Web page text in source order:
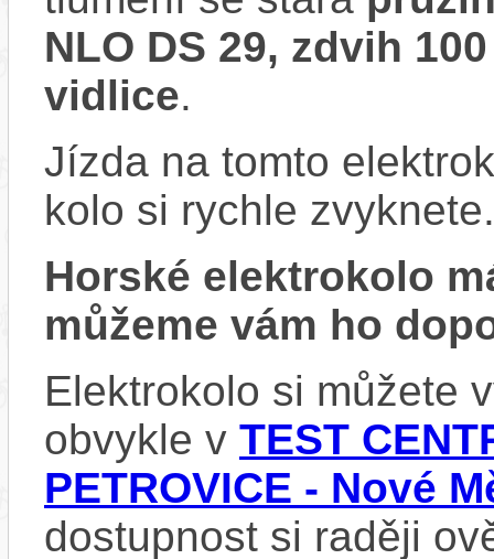
NLO DS 29, zdvih
vidlice.
Jízda na tomto
kolo si rychle zvyknete.
Horské elektrokolo
můžeme vám ho
Elektrokolo si můžete
obvykle v TEST
PETROVICE - Nové
dostupnost si raději